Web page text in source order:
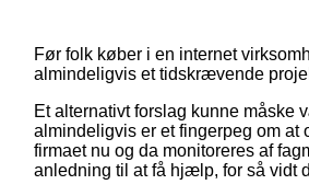
Før folk køber i en internet
almindeligvis et tidskrævende
Et alternativt forslag kunne måske
almindeligvis er et fingerpeg om at
firmaet nu og da monitoreres af
anledning til at få hjælp, for så vidt